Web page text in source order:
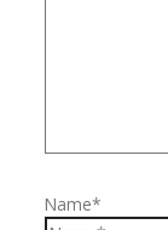
Name*